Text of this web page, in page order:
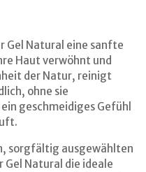
Gel Natural eine sanfte
Haut verwöhnt und
der Natur, reinigt
ohne sie
geschmeidiges Gefühl
sorgfältig ausgewählten
Gel Natural die ideale